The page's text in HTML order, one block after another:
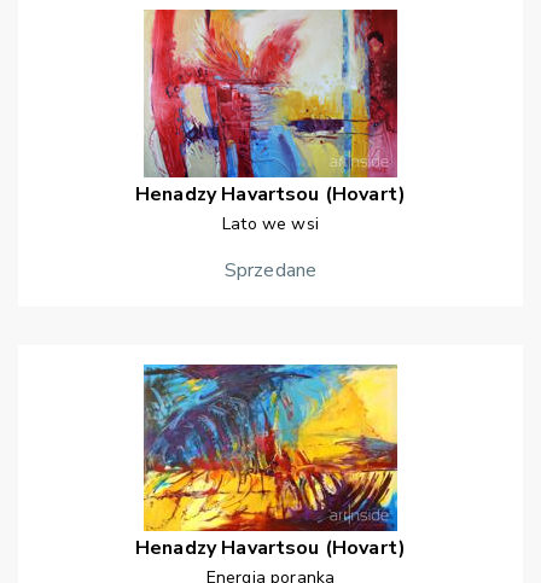
Henadzy Havartsou (Hovart)
Lato we wsi
Sprzedane
Henadzy Havartsou (Hovart)
Energia poranka